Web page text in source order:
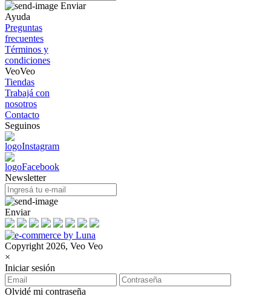
Enviar
Ayuda
Preguntas
frecuentes
Términos y
condiciones
VeoVeo
Tiendas
Trabajá con
nosotros
Contacto
Seguinos
Newsletter
Enviar
Copyright 2026, Veo Veo
×
Iniciar sesión
Olvidé mi contraseña